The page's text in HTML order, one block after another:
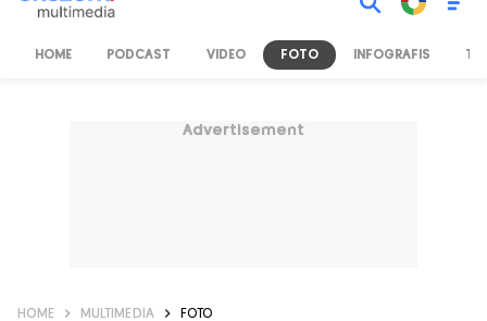
HOME PODCAST VIDEO FOTO INFOGRAFIS TV
Advertisement
HOME MULTIMEDIA FOTO